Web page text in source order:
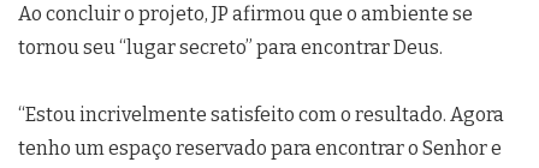
Ao concluir o projeto, JP afirmou que o ambiente se
tornou seu “lugar secreto” para encontrar Deus.
“Estou incrivelmente satisfeito com o resultado. Agora
tenho um espaço reservado para encontrar o Senhor e